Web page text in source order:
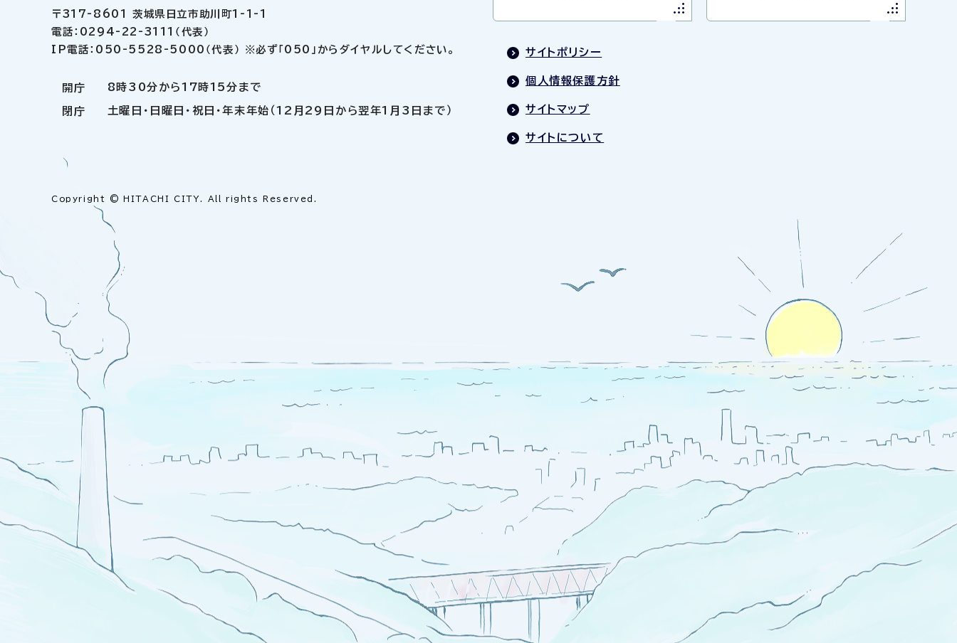
〒317-8601 茨城県日立市助川町1-1-1
電話：0294-22-3111（代表）
IP電話：050-5528-5000（代表） ※必ず「050」からダイヤルしてください。
開庁 8時30分から17時15分まで
閉庁 土曜日・日曜日・祝日・年末年始（12月29日から翌年1月3日まで）
サイトポリシー
個人情報保護方針
サイトマップ
サイトについて
Copyright © HITACHI CITY. All rights Reserved.